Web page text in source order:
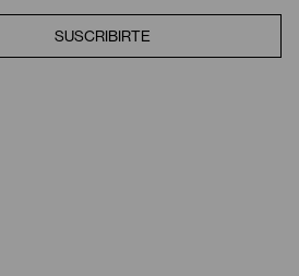
SUSCRIBIRTE